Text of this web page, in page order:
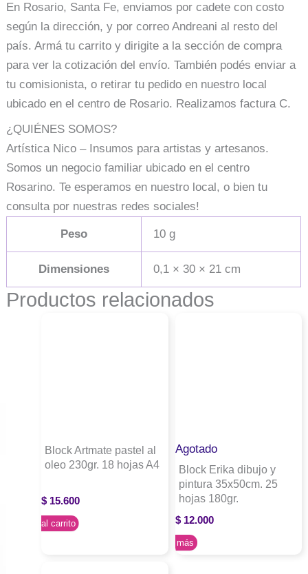
En Rosario, Santa Fe, enviamos por cadete con costo
según la dirección, y por correo Andreani al resto del
país. Armá tu carrito y dirigite a la sección de compra
para ver la cotización del envío. También podés enviar a
tu comisionista, o retirar tu pedido en nuestro local
ubicado en el centro de Rosario. Realizamos factura C.
¿QUIÉNES SOMOS?
Artística Nico – Insumos para artistas y artesanos.
Somos un negocio familiar ubicado en el centro
Rosarino. Te esperamos en nuestro local, o bien tu
consulta por nuestras redes sociales!
Peso 10 g
Dimensiones 0,1 × 30 × 21 cm
Productos relacionados
Block Artmate pastel al
oleo 230gr. 18 hojas A4
$ 15.600
Agregar al carrito
Agotado
Block Erika dibujo y
pintura 35x50cm. 25
hojas 180gr.
$12.000
Leer más